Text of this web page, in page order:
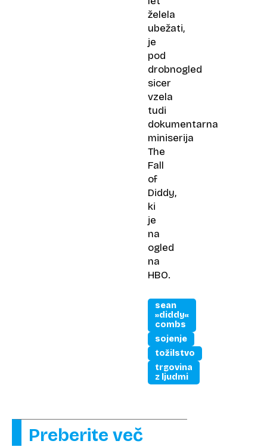
želela
ubežati,
je
pod
drobnogled
sicer
vzela
tudi
dokumentarna
miniserija
The
Fall
of
Diddy,
ki
je
na
ogled
na
HBO.
sean
»diddy«
combs
sojenje
tožilstvo
trgovina
z ljudmi
Preberite več